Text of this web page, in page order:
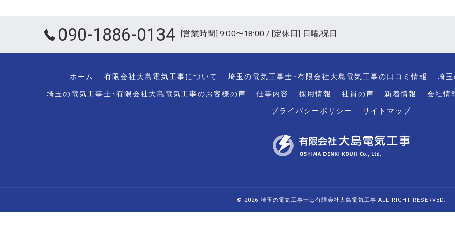
090-1886-0134 [営業時間] 9:00〜18:00 / [定休日] 日曜,祝日
ホーム 有限会社大島電気工事について 埼玉の電気工事士･有限会社大島電気工事の口コミ情報 埼
埼玉の電気工事士･有限会社大島電気工事のお客様の声 仕事内容 採用情報 社員の声 新着情報 会社情
プライバシーポリシー サイトマップ
© 2026 埼玉の電気工事士は有限会社大島電気工事 ALL RIGHT RESERVED.